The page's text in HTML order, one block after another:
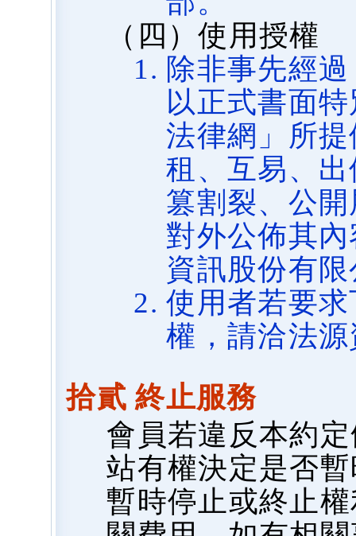
（四）使用授權
除非事先經
以正式書面
法律網」所
租、互易、
篡割裂、公
對外公佈其
資訊股份有
使用者若要
權，請洽法
拾貳 終止服務
會員若違反本約
站有權決定是否
暫時停止或終止